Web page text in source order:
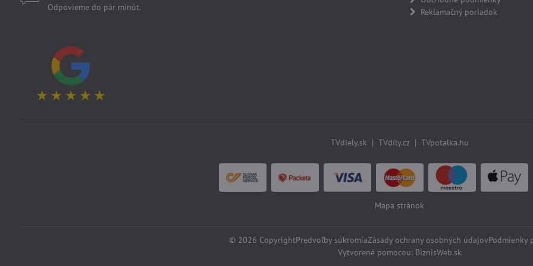
Odpovieme do pár minút.
Reklamačný poriadok
TVdiely.sk | TVdíly.cz| TVpotalka.hu
Mapa stránok
© 2026 CopyrightPredvoľby súkromiaZásady ochrany osobných údajovPodmienky
Vytvorené pomocou: BiznisWeb.sk